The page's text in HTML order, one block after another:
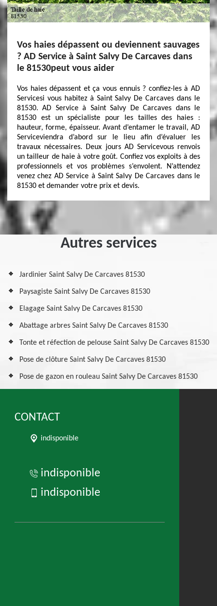
Vos haies dépassent ou deviennent sauvages
? AD Service à Saint Salvy De Carcaves dans
le 81530peut vous aider
Vos haies dépassent et ça vous ennuis ? confiez-les à AD
Servicesi vous habitez à Saint Salvy De Carcaves dans le
81530. AD Service à Saint Salvy De Carcaves dans le
81530 est un spécialiste pour les tailles des haies :
hauteur, forme, épaisseur. Avant d’entamer le travail, AD
Serviceviendra d’abord sur le lieu afin d’évaluer les
travaux nécessaires. Deux jours AD Servicevous renvois
un tailleur de haie à votre goût. Confiez vos exploits à des
professionnels et vos problèmes s’envolent. N’attendez
venez chez AD Service à Saint Salvy De Carcaves dans le
81530 et demander votre prix et devis.
Autres services
Jardinier Saint Salvy De Carcaves 81530
Paysagiste Saint Salvy De Carcaves 81530
Elagage Saint Salvy De Carcaves 81530
Abattage arbres Saint Salvy De Carcaves 81530
Tonte et réfection de pelouse Saint Salvy De Carcaves 81530
Pose de clôture Saint Salvy De Carcaves 81530
Pose de gazon en rouleau Saint Salvy De Carcaves 81530
CONTACT
indisponible
indisponible
indisponible